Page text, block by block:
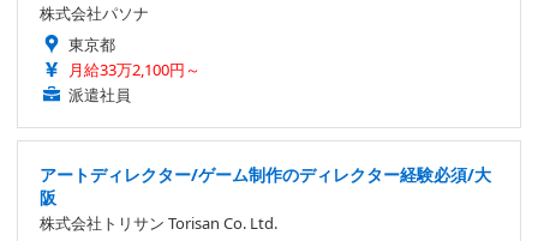
株式会社パソナ
東京都
月給33万2,100円～
派遣社員
アートディレクター/ゲーム制作のディレクター経験必須/大
阪
株式会社トリサン Torisan Co. Ltd.